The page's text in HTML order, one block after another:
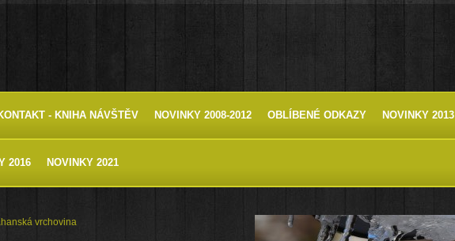
- KNIHA NÁVŠTĚV NOVINKY 2008-2012 OBLÍBENÉ ODKAZY NOVINKY 2013
2016 NOVINKY 2021
vrchovina